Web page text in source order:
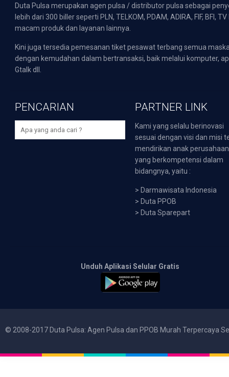
Duta Pulsa merupakan agen pulsa / distributor pulsa sebagai
lebih dari 300 biller seperti PLN, TELKOM, PDAM, ADIRA, FIF,
macam produk dan layanan lainnya.
Kini juga tersedia pemesanan tiket pesawat terbang semua
dengan kemudahan dalam bertransaksi, baik melalui komputer,
Gtalk dll.
PENCARIAN PARTNER LINK
Kami yang selalu berinovasi
sesuai dengan visi dan misi
mendirikan anak perusahaan
yang berkompetensi dalam
bidangnya, yaitu :
> Darmawisata Indonesia
> Duta PPOB
> Duta Sparepart
Unduh Aplikasi Selular Gratis
© 2008-2017 Duta Pulsa: Agen Pulsa dan PPOB Murah Terpercaya